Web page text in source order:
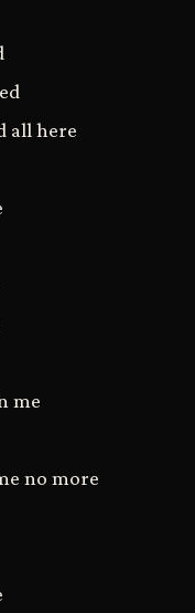
all here
me
no more